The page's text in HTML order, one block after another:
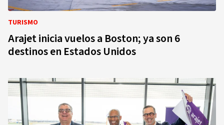
TURISMO
Arajet inicia vuelos a Boston; ya son 6
destinos en Estados Unidos